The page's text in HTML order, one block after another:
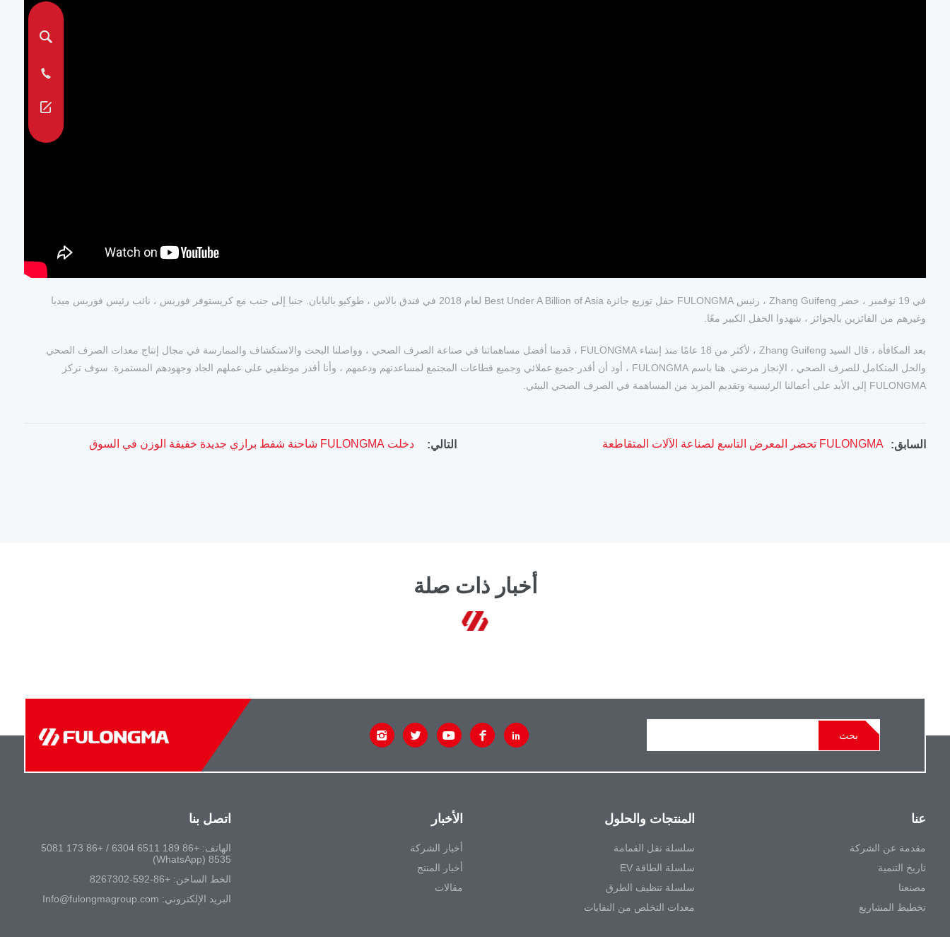
في 19 نوفمبر ، حضر Zhang Guifeng ، رئيس FULONGMA حفل توزيع جائزة Best Under A Billion of Asia لعام 2018 في فندق بالاس ، طوكيو باليابان. جنبا إلى جنب مع كريستوفر فوربس ، نائب رئيس فوربس ميديا
وغيرهم من الفائزين بالجوائز ، شهدوا الحفل الكبير معًا.
بعد المكافأة ، قال السيد Zhang Guifeng ، لأكثر من 18 عامًا منذ إنشاء FULONGMA ، قدمنا أفضل مساهماتنا في صناعة الصرف الصحي ، وواصلنا البحث والاستكشاف والممارسة في مجال إنتاج معدات الصرف الصحي
والحل المتكامل للصرف الصحي ، الإنجاز مرضي. هنا باسم FULONGMA ، أود أن أقدر جميع عملائي وجميع قطاعات المجتمع لمساعدتهم ودعمهم ، وأنا أقدر موظفيي على عملهم الجاد وجهودهم المستمرة. سوف تركز
FULONGMA إلى الأبد على أعمالنا الرئيسية وتقديم المزيد من المساهمة في الصرف الصحي البيئي.
السابق: FULONGMA تحضر المعرض التاسع لصناعة الآلات المتقاطعة التالي: دخلت FULONGMA شاحنة شفط برازي جديدة خفيفة الوزن في السوق
أخبار ذات صلة
بحث
عنا
مقدمة عن الشركة
تاريخ التنمية
مصنعنا
تخطيط المشاريع
المنتجات والحلول
سلسلة نقل القمامة
سلسلة الطاقة EV
سلسلة تنظيف الطرق
معدات التخلص من النفايات
الأخبار
أخبار الشركة
أخبار المنتج
مقالات
اتصل بنا
الهاتف:
+86 189 6511 6304 / +86 173 5081
8535 (WhatsApp)
الخط الساخن: +86-592-8267302‬
البريد الإلكتروني: Info@fulongmagroup.com